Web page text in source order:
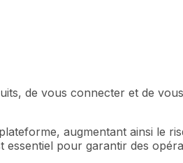
de vous connecter et de
augmentant ainsi le
pour garantir des